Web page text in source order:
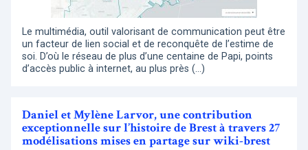
Le multimédia, outil valorisant de communication peut être
un facteur de lien social et de reconquête de l’estime de
soi. D’où le réseau de plus d’une centaine de Papi, points
d’accès public à internet, au plus près (…)
Daniel et Mylène Larvor, une contribution
exceptionnelle sur l’histoire de Brest à travers 27
modélisations mises en partage sur wiki-brest